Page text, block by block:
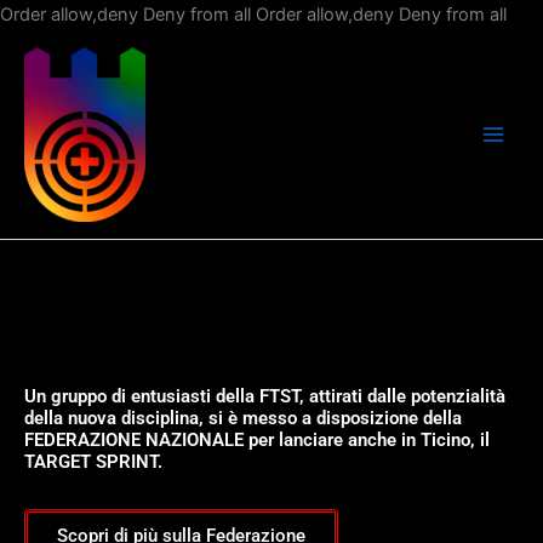
Order allow,deny Deny from all Order allow,deny Deny from allVai
Un gruppo di entusiasti della FTST, attirati dalle potenzialità
della nuova disciplina, si è messo a disposizione della
FEDERAZIONE NAZIONALE per lanciare anche in Ticino, il
TARGET SPRINT.
Scopri di più sulla Federazione